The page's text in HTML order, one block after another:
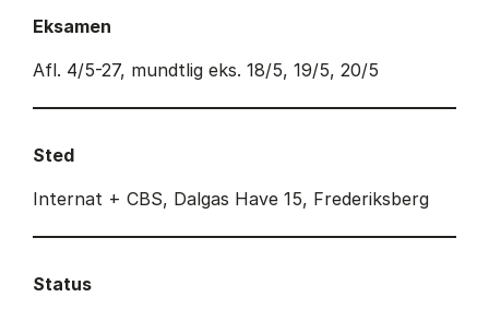
Eksamen
Afl. 4/5-27, mundtlig eks. 18/5, 19/5, 20/5
Sted
Internat + CBS, Dalgas Have 15, Frederiksberg
Status